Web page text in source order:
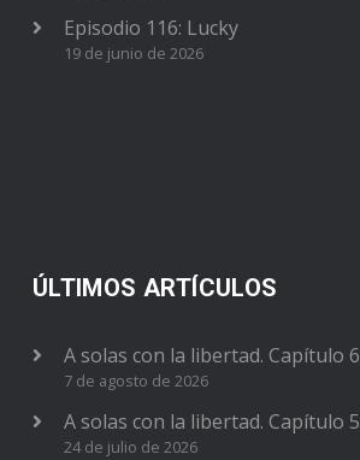
Episodio 116: Lucky
19 de junio de 2026
ÚLTIMOS ARTÍCULOS
A solas con la libertad. Capítulo 6
7 de agosto de 2026
A solas con la libertad. Capítulo 5
24 de julio de 2026